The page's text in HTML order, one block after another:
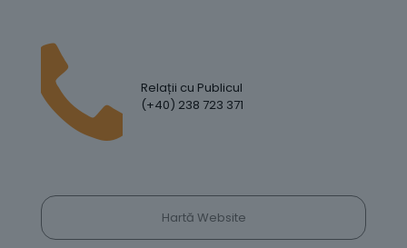
Relații cu Publicul
(+40) 238 723 371
Hartă Website